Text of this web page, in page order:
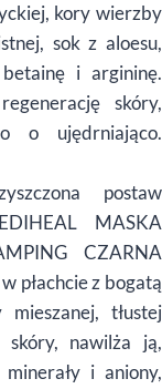
kory wierzby
sok z aloesu,
i argininę.
skóry,
o ujędrniająco.
postaw
MASKA
CZARNA
płachcie z bogatą
tłustej
nawilża ją,
i aniony,